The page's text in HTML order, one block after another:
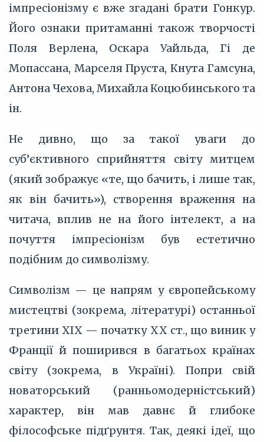
імпресіонізму є вже згадані брати Гонкур.
Його ознаки притаманні також творчості
Поля Верлена, Оскара Уайльда, Гі де
Мопассана, Марселя Пруста, Кнута Гамсуна,
Антона Чехова, Михайла Коцюбинського та
ін.
Не дивно, що за такої уваги до
суб’єктивного сприйняття світу митцем
(який зображує «те, що бачить, і лише так,
як він бачить»), створення враження на
читача, вплив не на його інтелект, а на
почуття імпресіонізм був естетично
подібним до символізму.
Символізм — це напрям у європейському
мистецтві (зокрема, літературі) останньої
третини XIX — початку XX ст., що виник у
Франції й поширився в багатьох країнах
світу (зокрема, в Україні). Попри свій
новаторський (ранньомодерністський)
характер, він мав давнє й глибоке
філософське підґрунтя. Так, деякі ідеї, що